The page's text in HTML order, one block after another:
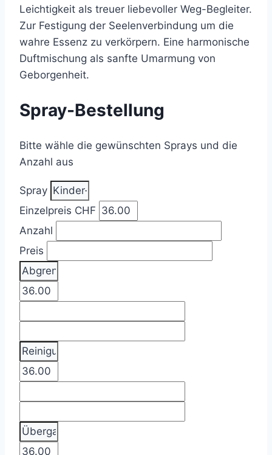
Leichtigkeit als treuer liebevoller Weg-Begleiter.
Zur Festigung der Seelenverbindung um die
wahre Essenz zu verkörpern. Eine harmonische
Duftmischung als sanfte Umarmung von
Geborgenheit.
Spray-Bestellung
Bitte wähle die gewünschten Sprays und die
Anzahl aus
Spray
Einzelpreis CHF
Anzahl
Preis